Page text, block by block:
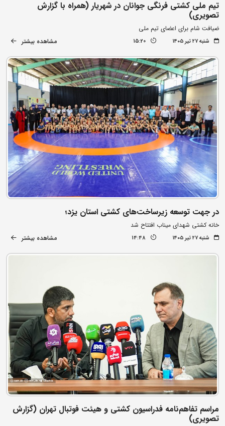
تیم ملی کشتی فرنگی جوانان در شهریار (همراه با گزارش
تصویری)
ضیافت شام برای اعضای تیم ملی
شنبه ۲۷ تیر ۱۴۰۵ 15:20 مشاهده بیشتر
در جهت توسعه زیرساخت‌های کشتی استان یزد؛
خانه کشتی شهدای میناب افتتاح شد
شنبه ۲۷ تیر ۱۴۰۵ 14:48 مشاهده بیشتر
مراسم تفاهم‌نامه فدراسیون کشتی و هیئت فوتبال تهران (گزارش
تصویری)